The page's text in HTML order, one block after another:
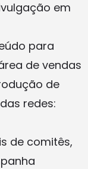
em
para
de vendas
de
redes:
de comitês,